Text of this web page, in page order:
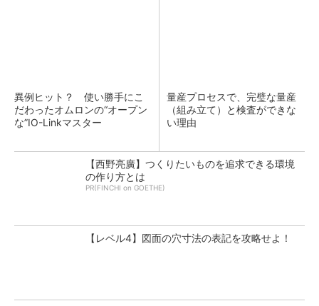
異例ヒット？ 使い勝手にこ
だわったオムロンの“オープン
な”IO-Linkマスター
量産プロセスで、完璧な量産
（組み立て）と検査ができな
い理由
【西野亮廣】つくりたいものを追求できる環境
の作り方とは
PR(FINCHI on GOETHE)
【レベル4】図面の穴寸法の表記を攻略せよ！